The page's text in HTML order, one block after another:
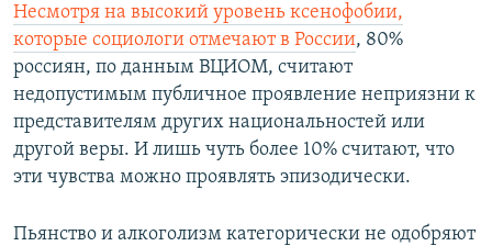
Несмотря на высокий уровень ксенофобии,
которые социологи отмечают в России, 80%
россиян, по данным ВЦИОМ, считают
недопустимым публичное проявление неприязни к
представителям других национальностей или
другой веры. И лишь чуть более 10% считают, что
эти чувства можно проявлять эпизодически.
Пьянство и алкоголизм категорически не одобряют